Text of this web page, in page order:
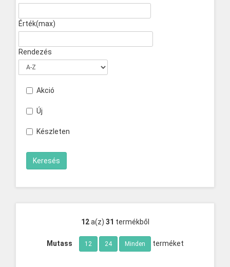
Érték(max)
Rendezés
Akció
Új
Készleten
12a(z) 31 termékből
Mutass 12 24 Minden terméket